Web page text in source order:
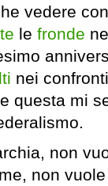
vedere
le fronde
nei
questa mi
non
non